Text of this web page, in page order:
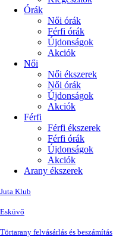
Órák
Női órák
Férfi órák
Újdonságok
Akciók
Női
Női ékszerek
Női órák
Újdonságok
Akciók
Férfi
Férfi ékszerek
Férfi órák
Újdonságok
Akciók
Arany ékszerek
Juta Klub
Esküvő
Törtarany felvásárlás és beszámítás